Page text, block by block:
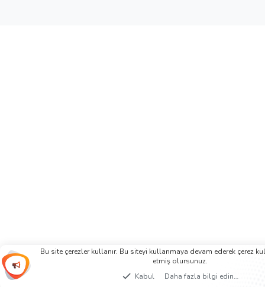
Bu site çerezler kullanır. Bu siteyi kullanmaya devam ederek çerez
etmiş olursunuz.
Kabul
Daha fazla bilgi edin…